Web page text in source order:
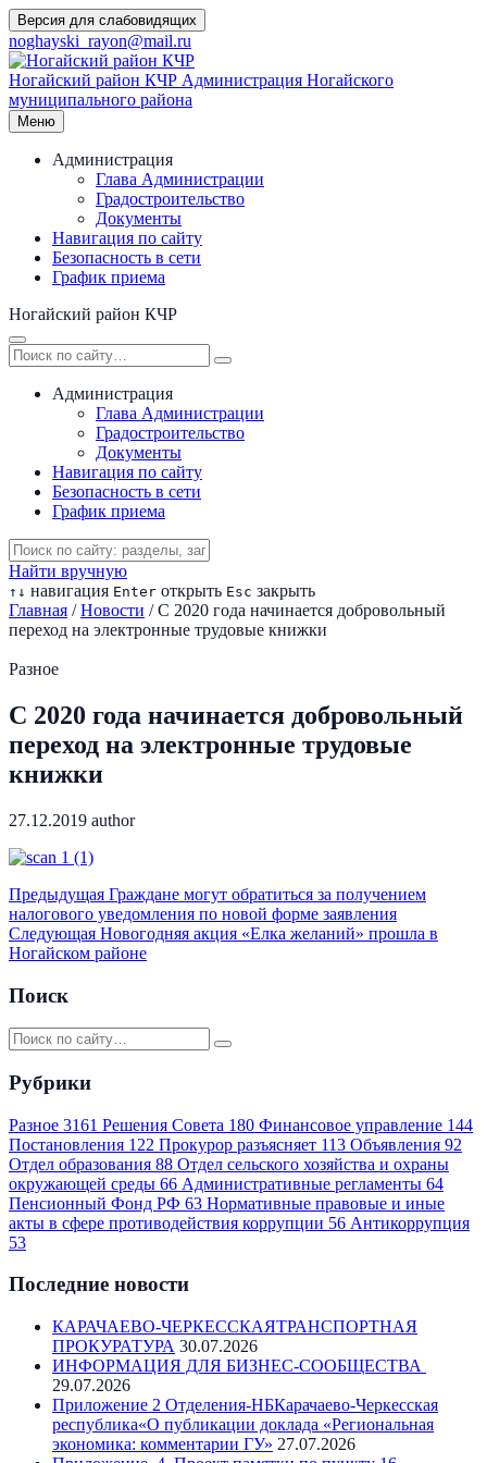
Перейти
к
содержимому
Версия для слабовидящих
noghayski_rayon@mail.ru
Ногайский район КЧР Администрация Ногайского
муниципального района
Меню
Администрация
Глава Администрации
Градостроительство
Документы
Навигация по сайту
Безопасность в сети
График приема
Ногайский район КЧР
Администрация
Глава Администрации
Градостроительство
Документы
Навигация по сайту
Безопасность в сети
График приема
Найти вручную
↑ ↓ навигация Enter открыть Esc закрыть
Главная / Новости / С 2020 года начинается добровольный
переход на электронные трудовые книжки
Разное
С 2020 года начинается добровольный
переход на электронные трудовые
книжки
27.12.2019 author
Предыдущая Граждане могут обратиться за получением
налогового уведомления по новой форме заявления
Следующая Новогодняя акция «Елка желаний» прошла в
Ногайском районе
Поиск
Рубрики
Разное 3161 Решения Совета 180 Финансовое управление 144
Постановления 122 Прокурор разъясняет 113 Объявления 92
Отдел образования 88 Отдел сельского хозяйства и охраны
окружающей среды 66 Административные регламенты 64
Пенсионный Фонд РФ 63 Нормативные правовые и иные
акты в сфере противодействия коррупции 56 Антикоррупция
53
Последние новости
КАРАЧАЕВО-ЧЕРКЕССКАЯТРАНСПОРТНАЯ
ПРОКУРАТУРА 30.07.2026
ИНФОРМАЦИЯ ДЛЯ БИЗНЕС-СООБЩЕСТВА
29.07.2026
Приложение 2 Отделения-НБКарачаево-Черкесская
республика«О публикации доклада «Региональная
экономика: комментарии ГУ» 27.07.2026